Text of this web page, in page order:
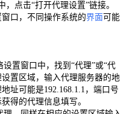
点击“打开代理设置”链接。
口，不同操作系统的界面 可能
置窗口中，找到“代理”或“代
置区域，输入代理服务器的地
址可能是192.168.1.1，端口号
得的代理信息填写。